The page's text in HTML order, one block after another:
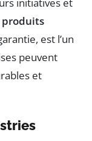
produits
est l’un
peuvent
et